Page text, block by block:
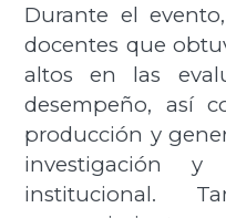
Durante el
docentes que
altos en las
desempeño, así
producción y
investigación y
institucional.